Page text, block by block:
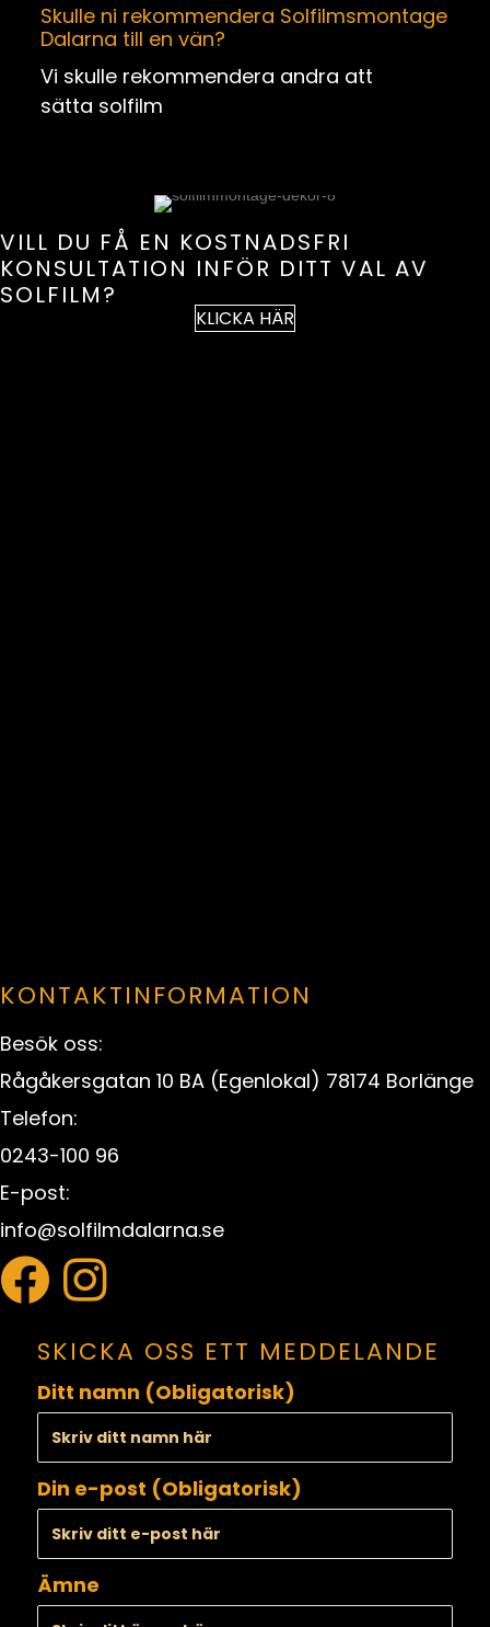
Skulle ni rekommendera Solfilmsmontage
Dalarna till en vän?
Vi skulle rekommendera andra att
sätta solfilm
VILL DU FÅ EN KOSTNADSFRI
KONSULTATION INFÖR DITT VAL AV
SOLFILM?
KLICKA HÄR
KONTAKTINFORMATION
Besök oss:
Rågåkersgatan 10 BA (Egenlokal) 78174 Borlänge
Telefon:
0243-100 96
E-post:
info@solfilmdalarna.se
SKICKA OSS ETT MEDDELANDE
Ditt namn (Obligatorisk)
Din e-post (Obligatorisk)
Ämne